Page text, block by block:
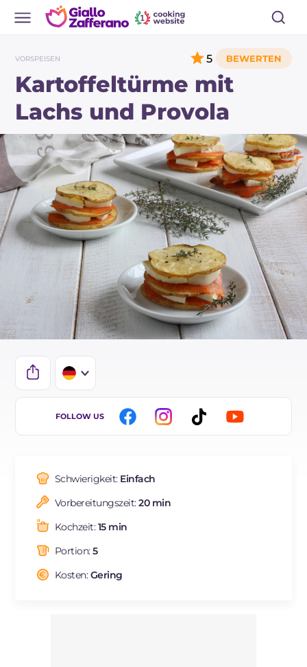
VORSPEISEN
Kartoffeltürme mit
Lachs und Provola
5
IT
FR
BR
NL
FOLLOW US
Schwierigkeit: Einfach
Vorbereitungszeit:20 min
Kochzeit:15 min
Portion:5
Kosten:Gering